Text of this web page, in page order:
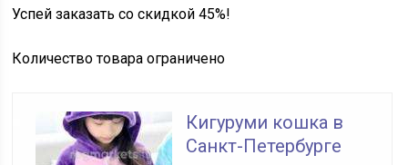
Успей заказать соскидкой 45%!
Количество товара ограничено
Кигуруми кошка в
Санкт-Петербурге